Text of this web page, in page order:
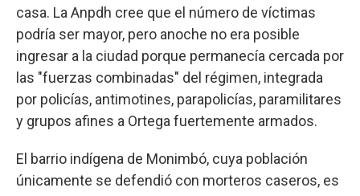
casa. La Anpdh cree que el número de víctimas
podría ser mayor, pero anoche no era posible
ingresar a la ciudad porque permanecía cercada por
las "fuerzas combinadas" del régimen, integrada
por policías, antimotines, parapolicías, paramilitares
y grupos afines a Ortega fuertemente armados.
El barrio indígena de Monimbó, cuya población
únicamente se defendió con morteros caseros, es